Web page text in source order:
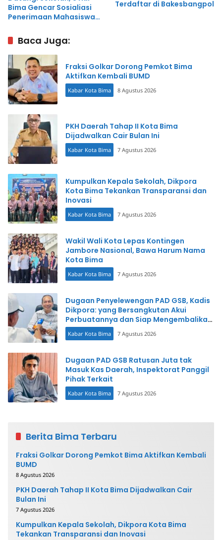
Bima Gencar Sosialiasi
Penerimaan Mahasiswa
Terdaftar di Bakesbangpol
Baca Juga:
Fraksi Golkar Dorong Pemkot Bima
Aktifkan Kembali BUMD
Kabar Kota Bima 8 Agustus 2026
PKH Daerah Tahap II Kota Bima
Dijadwalkan Cair Bulan Ini
Kabar Kota Bima 7 Agustus 2026
Kumpulkan Kepala Sekolah, Dikpora
Kota Bima Tekankan Transparansi dan
Inovasi
Kabar Kota Bima 7 Agustus 2026
Wakil Wali Kota Lepas Kontingen
Jambore Nasional, Bawa Harum Nama
Kota Bima
Kabar Kota Bima 7 Agustus 2026
Dugaan Penyelewengan PAD GSB, Kadis
Dikpora: yang Bersangkutan Akui
Perbuatannya dan Siap Mengembalikan
Uang
Kabar Kota Bima 7 Agustus 2026
Dugaan PAD GSB Ratusan Juta tak
Masuk Kas Daerah, Inspektorat Panggil
Pihak Terkait
Kabar Kota Bima 7 Agustus 2026
Berita Bima Terbaru
Fraksi Golkar Dorong Pemkot Bima Aktifkan Kembali
BUMD
8 Agustus 2026
PKH Daerah Tahap II Kota Bima Dijadwalkan Cair
Bulan Ini
7 Agustus 2026
Kumpulkan Kepala Sekolah, Dikpora Kota Bima
Tekankan Transparansi dan Inovasi